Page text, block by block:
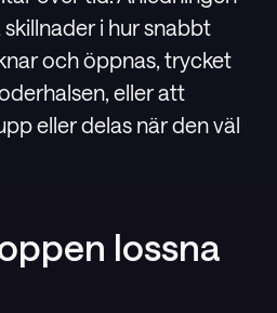
i hur snabbt
och öppnas, trycket
eller att
eller delas när den väl
lossna